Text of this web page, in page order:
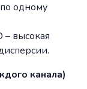
одному
– высокая
канала)